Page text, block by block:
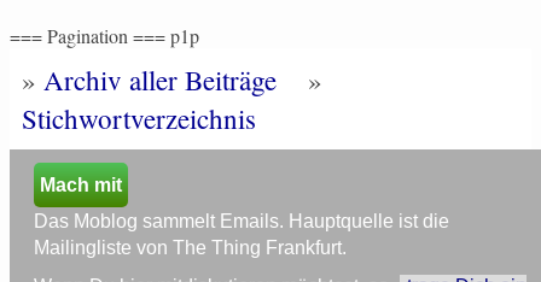
=== Pagination === p1p
» Archiv aller Beiträge
»
Stichwortverzeichnis
Mach mit
Das Moblog sammelt Emails. Hauptquelle ist die
Mailingliste von The Thing Frankfurt.